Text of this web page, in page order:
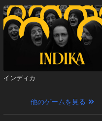
インディカ
他のゲームを見る